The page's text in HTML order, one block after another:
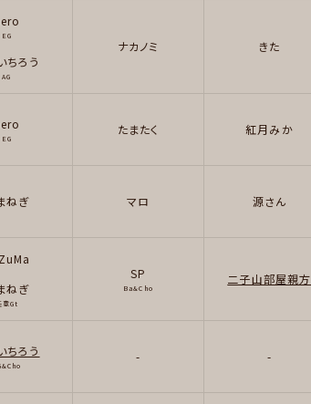
EG
ちろう
AG
ナカノミ きた
EG
たまたく 紅月みか
ねぎ マロ 源さん
ねぎ
意Gt
SP
Ba&Cho
二子山部屋親方
ちろう - -